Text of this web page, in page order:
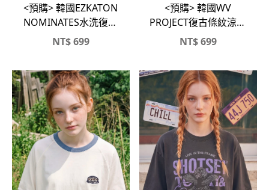
<預購> 韓國EZKATON
NOMINATES水洗復古
感純棉短T
NT$699
<預購> 韓國WV
PROJECT復古條紋涼感
短T
NT$699